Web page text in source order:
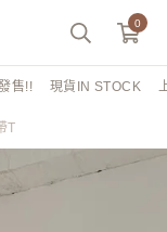
0
售!! 現貨IN STOCK
T